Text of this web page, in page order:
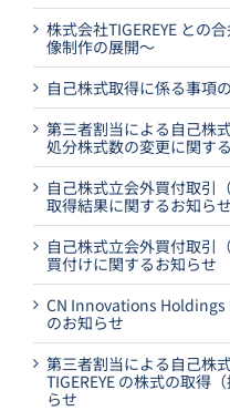
株式会社TIGEREYE との
像制作の展開～
自己株式取得に係る事項
第三者割当による自己株
処分株式数の変更に関す
自己株式立会外買付取引
取得結果に関するお知らせ
自己株式立会外買付取引
買付けに関するお知らせ
CN Innovations
のお知らせ
第三者割当による自己株
TIGEREYE の株式の取得
らせ